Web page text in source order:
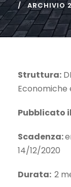
ARCHIVIO
Struttura:
Economiche
Pubblicato
Scadenza:
14/12/2020
Durata: 2